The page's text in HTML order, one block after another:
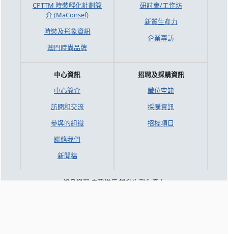
CPTTM 時裝孵化計劃簡
介 (MaConsef)
時裝及形象資訊
澳門時尚品牌
研討會/工作坊
新質生產力
企業專訪
中心資訊
中心簡介
訪問和交流
參與的組織
聯絡我們
新聞稿
招聘及採購資訊
職位空缺
採購資訊
招標項目
終身學習 自我增值 提升你我生產力